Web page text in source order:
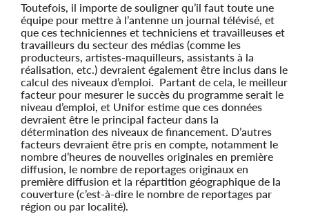
Toutefois, il importe de souligner qu’il faut toute une
équipe pour mettre à l’antenne un journal télévisé, et
que ces techniciennes et techniciens et travailleuses et
travailleurs du secteur des médias (comme les
producteurs, artistes-maquilleurs, assistants à la
réalisation, etc.) devraient également être inclus dans le
calcul des niveaux d’emploi. Partant de cela, le meilleur
facteur pour mesurer le succès du programme serait le
niveau d’emploi, et Unifor estime que ces données
devraient être le principal facteur dans la
détermination des niveaux de financement. D’autres
facteurs devraient être pris en compte, notamment le
nombre d’heures de nouvelles originales en première
diffusion, le nombre de reportages originaux en
première diffusion et la répartition géographique de la
couverture (c’est-à-dire le nombre de reportages par
région ou par localité).